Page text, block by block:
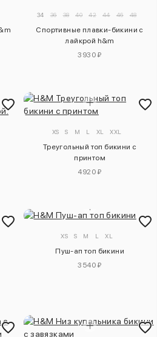
34 36 38 40 42 44 46 48
Спортивные плавки-бикини с
лайкрой h&m
3930 ₽
XS S M L XL XXL
Треугольный топ бикини с
принтом
4920 ₽
XS S M L XL
Пуш-ап топ бикини
3540 ₽